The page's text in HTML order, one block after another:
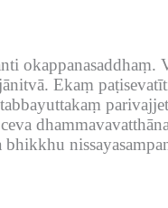
okappanasaddhaṃ.
Ekaṃ